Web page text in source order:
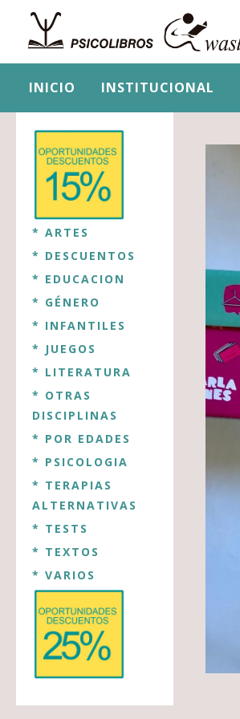
INICIO INSTITUCIONAL
* ARTES
* DESCUENTOS
* EDUCACION
* GÉNERO
* INFANTILES
* JUEGOS
* LITERATURA
* OTRAS
DISCIPLINAS
* POR EDADES
* PSICOLOGIA
* TERAPIAS
ALTERNATIVAS
* TESTS
* TEXTOS
* VARIOS